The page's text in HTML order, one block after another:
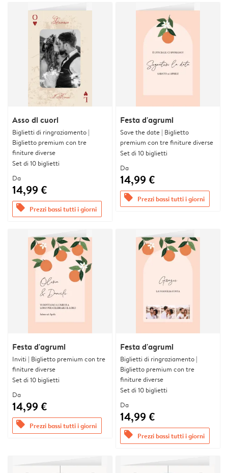
Asso di cuori
Biglietti di ringraziamento |
Biglietto premium con tre
finiture diverse
Set di 10 biglietti
Da
14,99 €
offers Prezzi bassi tutti i giorni
Festa d'agrumi
Save the date | Biglietto
premium con tre finiture diverse
Set di 10 biglietti
Da
14,99 €
offers Prezzi bassi tutti i giorni
Festa d'agrumi
Inviti | Biglietto premium con tre
finiture diverse
Set di 10 biglietti
Da
14,99 €
offers Prezzi bassi tutti i giorni
Festa d'agrumi
Biglietti di ringraziamento |
Biglietto premium con tre
finiture diverse
Set di 10 biglietti
Da
14,99 €
offers Prezzi bassi tutti i giorni